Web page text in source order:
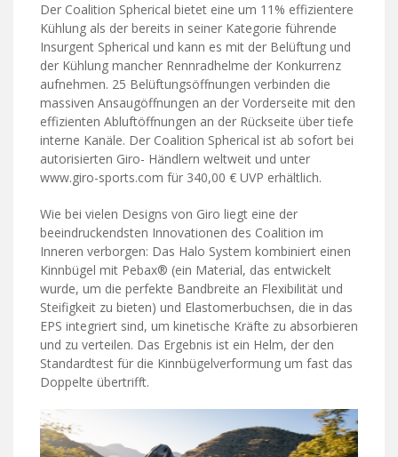
Der Coalition Spherical bietet eine um 11% effizientere
Kühlung als der bereits in seiner Kategorie führende
Insurgent Spherical und kann es mit der Belüftung und
der Kühlung mancher Rennradhelme der Konkurrenz
aufnehmen. 25 Belüftungsöffnungen verbinden die
massiven Ansaugöffnungen an der Vorderseite mit den
effizienten Abluftöffnungen an der Rückseite über tiefe
interne Kanäle. Der Coalition Spherical ist ab sofort bei
autorisierten Giro- Händlern weltweit und unter
www.giro-sports.com für 340,00 € UVP erhältlich.
Wie bei vielen Designs von Giro liegt eine der
beeindruckendsten Innovationen des Coalition im
Inneren verborgen: Das Halo System kombiniert einen
Kinnbügel mit Pebax® (ein Material, das entwickelt
wurde, um die perfekte Bandbreite an Flexibilität und
Steifigkeit zu bieten) und Elastomerbuchsen, die in das
EPS integriert sind, um kinetische Kräfte zu absorbieren
und zu verteilen. Das Ergebnis ist ein Helm, der den
Standardtest für die Kinnbügelverformung um fast das
Doppelte übertrifft.